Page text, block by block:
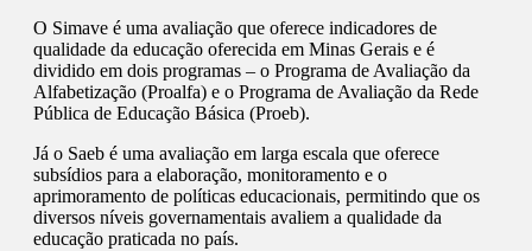
O Simave é uma avaliação que oferece indicadores de
qualidade da educação oferecida em Minas Gerais e é
dividido em dois programas – o Programa de Avaliação da
Alfabetização (Proalfa) e o Programa de Avaliação da Rede
Pública de Educação Básica (Proeb).
Já o Saeb é uma avaliação em larga escala que oferece
subsídios para a elaboração, monitoramento e o
aprimoramento de políticas educacionais, permitindo que os
diversos níveis governamentais avaliem a qualidade da
educação praticada no país.